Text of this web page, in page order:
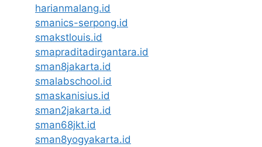
harianmalang.id
smanics-serpong.id
smakstlouis.id
smapraditadirgantara.id
sman8jakarta.id
smalabschool.id
smaskanisius.id
sman2jakarta.id
sman68jkt.id
sman8yogyakarta.id